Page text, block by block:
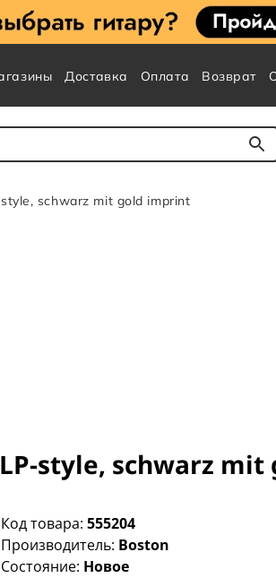
Доставка Оплата Возврат
schwarz mit gold imprint
style, schwarz
Код товара:555204
Производитель: Boston
Состояние: Новое